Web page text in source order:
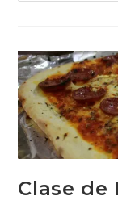
Clase de